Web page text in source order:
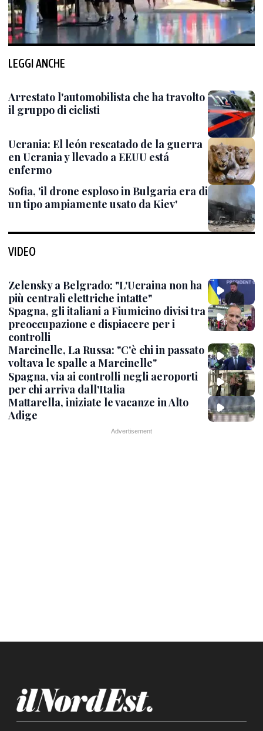
LEGGI ANCHE
Arrestato l'automobilista che ha travolto
il gruppo di ciclisti
Ucrania: El león rescatado de la guerra
en Ucrania y llevado a EEUU está
enfermo
Sofia, 'il drone esploso in Bulgaria era di
un tipo ampiamente usato da Kiev'
VIDEO
Zelensky a Belgrado: "L'Ucraina non ha
più centrali elettriche intatte"
Spagna, gli italiani a Fiumicino divisi tra
preoccupazione e dispiacere per i
controlli
Marcinelle, La Russa: "C'è chi in passato
voltava le spalle a Marcinelle"
Spagna, via ai controlli negli aeroporti
per chi arriva dall'Italia
Mattarella, iniziate le vacanze in Alto
Adige